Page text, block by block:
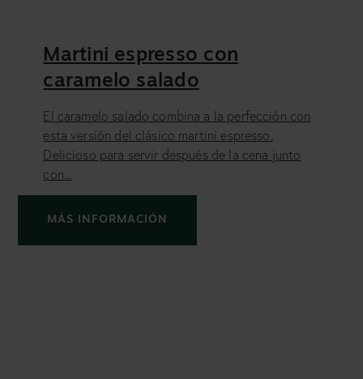
Martini espresso con
caramelo salado
El caramelo salado combina a la perfección con
esta versión del clásico martini espresso.
Delicioso para servir después de la cena junto
con...
MÁS INFORMACIÓN